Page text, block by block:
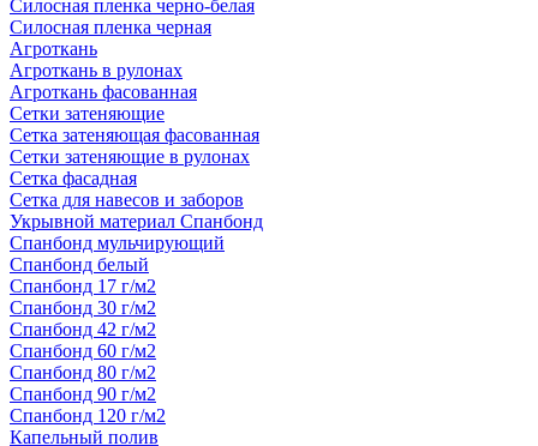
Силосная пленка черно-белая
Силосная пленка черная
Агроткань
Агроткань в рулонах
Агроткань фасованная
Сетки затеняющие
Сетка затеняющая фасованная
Сетки затеняющие в рулонах
Сетка фасадная
Сетка для навесов и заборов
Укрывной материал Спанбонд
Спанбонд мульчирующий
Спанбонд белый
Спанбонд 17 г/м2
Спанбонд 30 г/м2
Спанбонд 42 г/м2
Спанбонд 60 г/м2
Спанбонд 80 г/м2
Спанбонд 90 г/м2
Спанбонд 120 г/м2
Капельный полив